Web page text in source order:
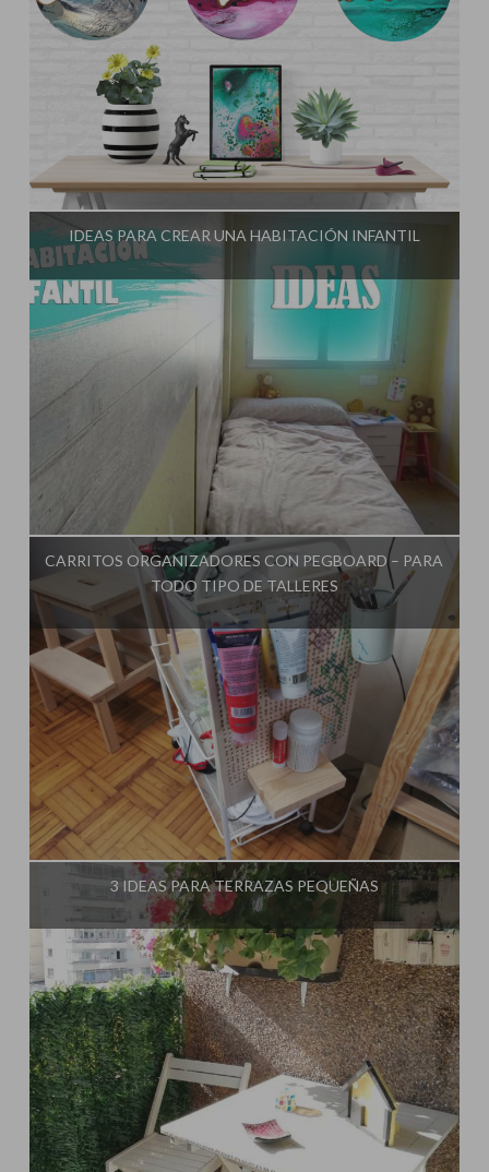
Influencer:El Taller de Ire
IDEAS PARA CREAR UNA HABITACIÓN INFANTIL
Influencer: El Taller de Ire
CARRITOS ORGANIZADORES CON PEGBOARD – PARA
TODO TIPO DE TALLERES
Influencer:El Taller de Ire
3 IDEAS PARA TERRAZAS PEQUEÑAS
Influencer:El Taller de Ire